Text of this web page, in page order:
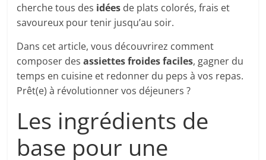
cherche tous des idées de plats colorés, frais et
savoureux pour tenir jusqu’au soir.
Dans cet article, vous découvrirez comment
composer desassiettes froides faciles, gagner du
temps en cuisine et redonner du peps à vos repas.
Prêt(e) à révolutionner vos déjeuners ?
Les ingrédients de
base pour une